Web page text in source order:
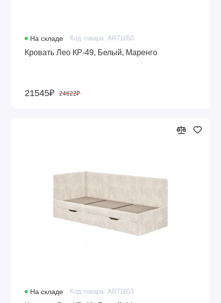
На складе Код товара: AR71650
Кровать Лео КР-49, Белый, Маренго
21545₽ 24622₽
На складе Код товара: AR71653